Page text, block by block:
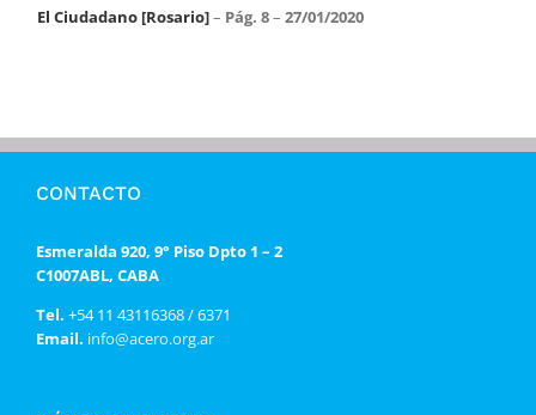
El Ciudadano [Rosario]– Pág. 8– 27/01/2020
CONTACTO
Esmeralda 920, 9° Piso Dpto 1 – 2
C1007ABL, CABA
Tel. +54 11 43116368 / 6371
Email. info@acero.org.ar